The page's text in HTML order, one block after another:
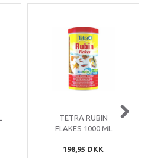
TETRA RUBIN
FLAKES 1000 ML
198,95 DKK